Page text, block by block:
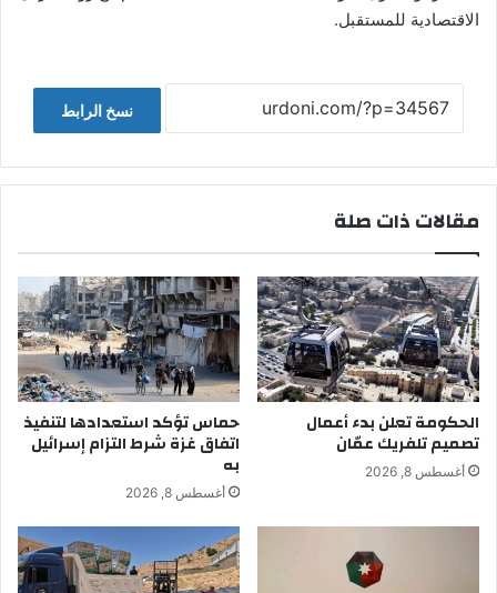
الاقتصادية للمستقبل.
نسخ الرابط
مقالات ذات صلة
الحكومة تعلن بدء أعمال
تصميم تلفريك عمّان
أغسطس 8, 2026
حماس تؤكد استعدادها لتنفيذ
اتفاق غزة شرط التزام إسرائيل
به
أغسطس 8, 2026